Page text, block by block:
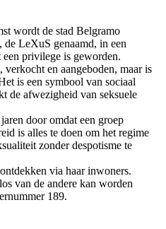
wordt de stad Belgramo
de LeXuS genaamd, in een
privilege is geworden.
en aangeboden, maar is
is een symbool van sociaal
de afwezigheid van seksuele
door omdat een groep
is alles te doen om het regime
zonder despotisme te
via haar inwoners.
van de andere kan worden
189.